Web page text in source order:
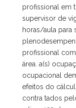
profissional em
supervisor de
horas/aula para
profissional
área. a(s)
ocupacional
efeitos do
contra tados